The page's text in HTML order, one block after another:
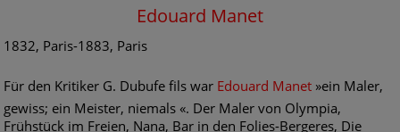
Edouard Manet
1832, Paris-1883, Paris
Für den Kritiker G. Dubufe fils war Edouard Manet »ein Maler,
gewiss; ein Meister, niemals «. Der Maler von Olympia,
Frühstück im Freien, Nana, Bar in den Folies-Bergeres, Die